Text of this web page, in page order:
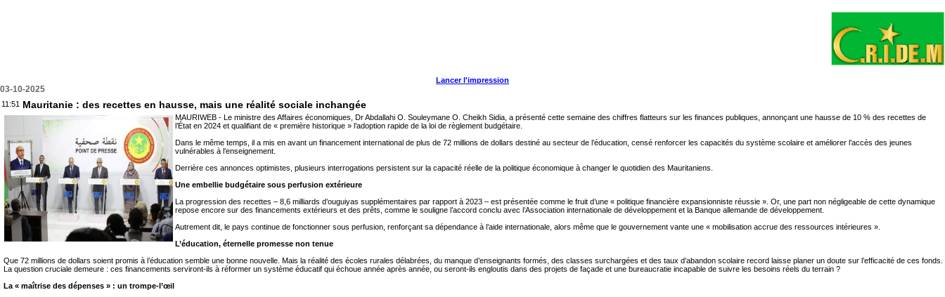
Lancer l'impression
03-10-2025
11:51 Mauritanie : des recettes en hausse, mais une réalité sociale inchangée
MAURIWEB - Le ministre des Affaires économiques, Dr Abdallahi O. Souleymane O. Cheikh Sidia, a présenté cette semaine des chiffres flatteurs sur les finances publiques, annonçant une hausse de 10 % des recettes de
l’État en 2024 et qualifiant de « première historique » l’adoption rapide de la loi de règlement budgétaire.
Dans le même temps, il a mis en avant un financement international de plus de 72 millions de dollars destiné au secteur de l’éducation, censé renforcer les capacités du système scolaire et améliorer l’accès des jeunes
vulnérables à l’enseignement.
Derrière ces annonces optimistes, plusieurs interrogations persistent sur la capacité réelle de la politique économique à changer le quotidien des Mauritaniens.
Une embellie budgétaire sous perfusion extérieure
La progression des recettes – 8,6 milliards d’ouguiyas supplémentaires par rapport à 2023 – est présentée comme le fruit d’une « politique financière expansionniste réussie ». Or, une part non négligeable de cette dynamique
repose encore sur des financements extérieurs et des prêts, comme le souligne l’accord conclu avec l’Association internationale de développement et la Banque allemande de développement.
Autrement dit, le pays continue de fonctionner sous perfusion, renforçant sa dépendance à l’aide internationale, alors même que le gouvernement vante une « mobilisation accrue des ressources intérieures ».
L’éducation, éternelle promesse non tenue
Que 72 millions de dollars soient promis à l’éducation semble une bonne nouvelle. Mais la réalité des écoles rurales délabrées, du manque d’enseignants formés, des classes surchargées et des taux d’abandon scolaire record laisse planer un doute sur l’efficacité de ces fonds.
La question cruciale demeure : ces financements serviront-ils à réformer un système éducatif qui échoue année après année, ou seront-ils engloutis dans des projets de façade et une bureaucratie incapable de suivre les besoins réels du terrain ?
La « maîtrise des dépenses » : un trompe-l’œil